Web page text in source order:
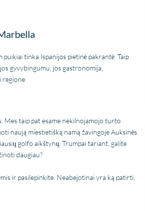
tinka Ispanijos pietinė pakrantė. Taip
gyvybingumu, jos gastronomija,
regione
Mes taip pat esame nekilnojamojo turto
naują miestietišką namą žavingoje Auksinės
golfo aikštynų. Trumpai tariant, galite
daugiau?
ir pasilepinkite. Neabejotinai yra ką patirti,
Stijn, mijn
vastgoedmakelaar, heb ik
probleemloos. Alles verliep
perfect, alleen maar lof!
28 April
2026